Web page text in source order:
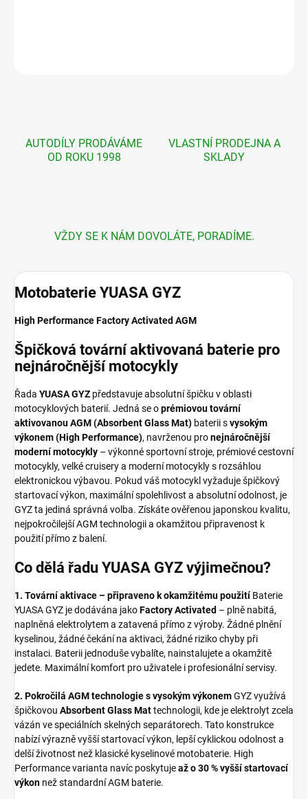
AUTODÍLY PRODÁVÁME
OD ROKU 1998
VLASTNÍ PRODEJNA A
SKLADY
VŽDY SE K NÁM DOVOLÁTE, PORADÍME.
Motobaterie YUASA GYZ
High Performance Factory Activated AGM
Špičková tovární aktivovaná baterie pro
nejnáročnější motocykly
Řada YUASA GYZ představuje absolutní špičku v oblasti
motocyklových baterií. Jedná se oprémiovou tovární
aktivovanou AGM (Absorbent Glass Mat) baterii svysokým
výkonem (High Performance), navrženou pronejnáročnější
moderní motocykly – výkonné sportovní stroje, prémiové cestovní
motocykly, velké cruisery a moderní motocykly s rozsáhlou
elektronickou výbavou. Pokud váš motocykl vyžaduje špičkový
startovací výkon, maximální spolehlivost a absolutní odolnost, je
GYZ ta jediná správná volba. Získáte ověřenou japonskou kvalitu,
nejpokročilejší AGM technologii a okamžitou připravenost k
použití přímo z balení.
Co dělá řadu YUASA GYZ výjimečnou?
1. Tovární aktivace – připraveno k okamžitému použitíBaterie
YUASA GYZ je dodávána jakoFactory Activated – plně nabitá,
naplněná elektrolytem a zatavená přímo z výroby. Žádné plnění
kyselinou, žádné čekání na aktivaci, žádné riziko chyby při
instalaci. Baterii jednoduše vybalíte, nainstalujete a okamžitě
jedete. Maximální komfort pro uživatele i profesionální servisy.
2. Pokročilá AGM technologie s vysokým výkonemGYZ využívá
špičkovou Absorbent Glass Mattechnologii, kde je elektrolyt zcela
vázán ve speciálních skelných separátorech. Tato konstrukce
nabízí výrazně vyšší startovací výkon, lepší cyklickou odolnost a
delší životnost než klasické kyselinové motobaterie. High
Performance varianta navíc poskytujeaž o 30 % vyšší startovací
výkon než standardní AGM baterie.